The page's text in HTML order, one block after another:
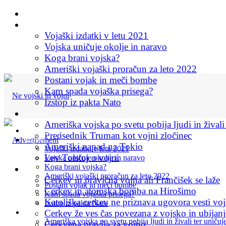
Vojaški izdatki v letu 2021
Vojska uničuje okolje in naravo
Koga brani vojska?
Ameriški vojaški proračun za leto 2022
Postani vojak in meči bombe
Kam spada vojaška prisega?
Izstop iz pakta Nato
Ameriška vojska po svetu pobija ljudi in živali
Predsednik Truman kot vojni zločinec
Ameriški napad na Tokio
Lev Tolstoj o vojni
Cerkev in vojna
Cerkev in pravična vojna ali Frančišek se laže
Cerkev in atomska bomba na Hirošimo
Katoliška cerkev ne priznava ugovora vesti
Cerkev že ves čas povezana z vojsko in
Začetna stran
Vojska
Vojaški izdatki v letu 2021
Vojska uničuje okolje in naravo
Koga brani vojska?
Ameriški vojaški proračun za leto 2022
Postani vojak in meči bombe
Kam spada vojaška prisega?
Izstop iz pakta Nato
Vojna
Ameriška vojska po svetu pobija ljudi in živali ter